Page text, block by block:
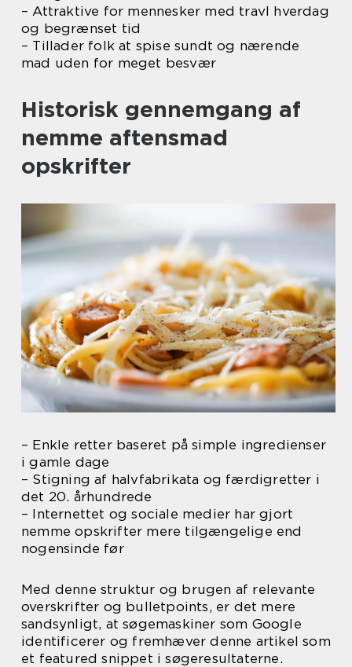
– Attraktive for mennesker med travl hverdag
og begrænset tid
– Tillader folk at spise sundt og nærende
mad uden for meget besvær
Historisk gennemgang af
nemme aftensmad
opskrifter
– Enkle retter baseret på simple ingredienser
i gamle dage
– Stigning af halvfabrikata og færdigretter i
det 20. århundrede
– Internettet og sociale medier har gjort
nemme opskrifter mere tilgængelige end
nogensinde før
Med denne struktur og brugen af relevante
overskrifter og bulletpoints, er det mere
sandsynligt, at søgemaskiner som Google
identificerer og fremhæver denne artikel som
et featured snippet i søgeresultaterne.